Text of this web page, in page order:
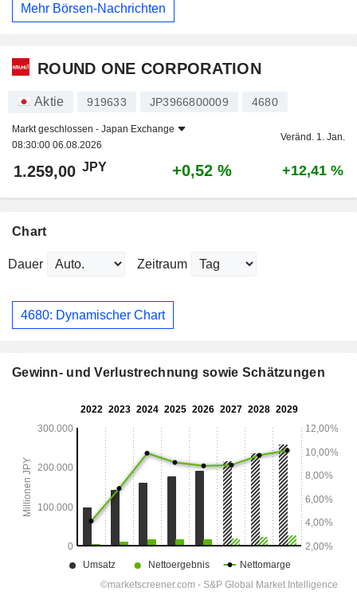
Mehr Börsen-Nachrichten
ROUND ONE CORPORATION
Aktie 919633 JP3966800009 4680
Markt geschlossen - Japan Exchange
08:30:00 06.08.2026
Veränd. 1. Jan.
1.259,00 JPY +0,52 % +12,41 %
Chart
Dauer Zeitraum
4680: Dynamischer Chart
Gewinn- und Verlustrechnung sowie Schätzungen